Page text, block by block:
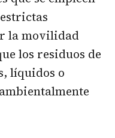
la movilidad
los residuos de
líquidos o